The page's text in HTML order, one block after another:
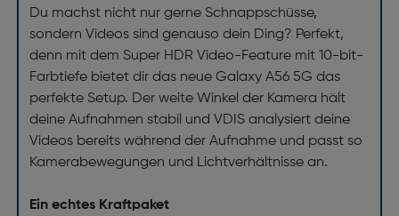
Du machst nicht nur gerne Schnappschüsse,
sondern Videos sind genauso dein Ding? Perfekt,
denn mit dem Super HDR Video-Feature mit 10-bit-
Farbtiefe bietet dir das neue Galaxy A56 5G das
perfekte Setup. Der weite Winkel der Kamera hält
deine Aufnahmen stabil und VDIS analysiert deine
Videos bereits während der Aufnahme und passt so
Kamerabewegungen und Lichtverhältnisse an.
Ein echtes Kraftpaket